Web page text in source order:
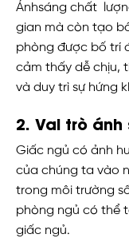
Ánhsáng chất
gian mà còn tạo
phòng được bố trí
cảm thấy dễ chịu,
và duy trì sự hứng
2. Vai trò
Giấc ngủ có ảnh
của chúng ta vào
trong môi trường
phòng ngủ có thể
giấc ngủ.